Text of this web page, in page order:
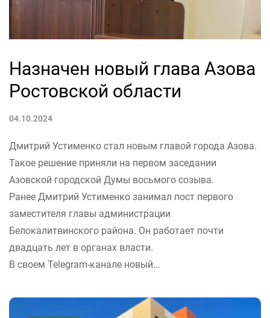
Назначен новый глава Азова
Ростовской области
04.10.2024
Дмитрий Устименко стал новым главой города Азова.
Такое решение приняли на первом заседании
Азовской городской Думы восьмого созыва.
Ранее Дмитрий Устименко занимал пост первого
заместителя главы администрации
Белокалитвинского района. Он работает почти
двадцать лет в органах власти.
В своем Telegram-канале новый...